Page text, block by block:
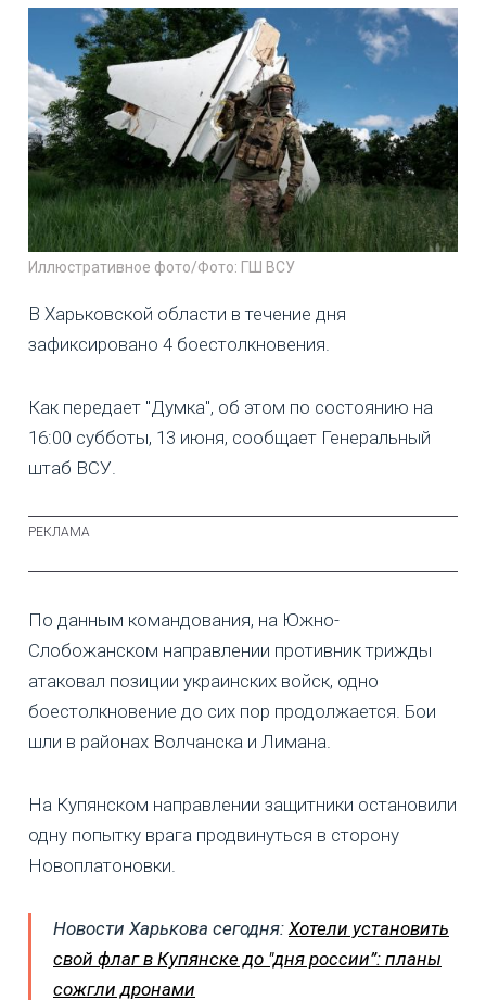
Иллюстративное фото/Фото: ГШ ВСУ
В Харьковской области в течение дня
зафиксировано 4 боестолкновения.
Как передает "Думка", об этом по состоянию на
16:00 субботы, 13 июня, сообщает Генеральный
штаб ВСУ.
По данным командования, на Южно-
Слобожанском направлении противник трижды
атаковал позиции украинских войск, одно
боестолкновение до сих пор продолжается. Бои
шли в районах Волчанска и Лимана.
На Купянском направлении защитники остановили
одну попытку врага продвинуться в сторону
Новоплатоновки.
Новости Харькова сегодня: Хотели установить
свой флаг в Купянске до "дня россии”: планы
сожгли дронами